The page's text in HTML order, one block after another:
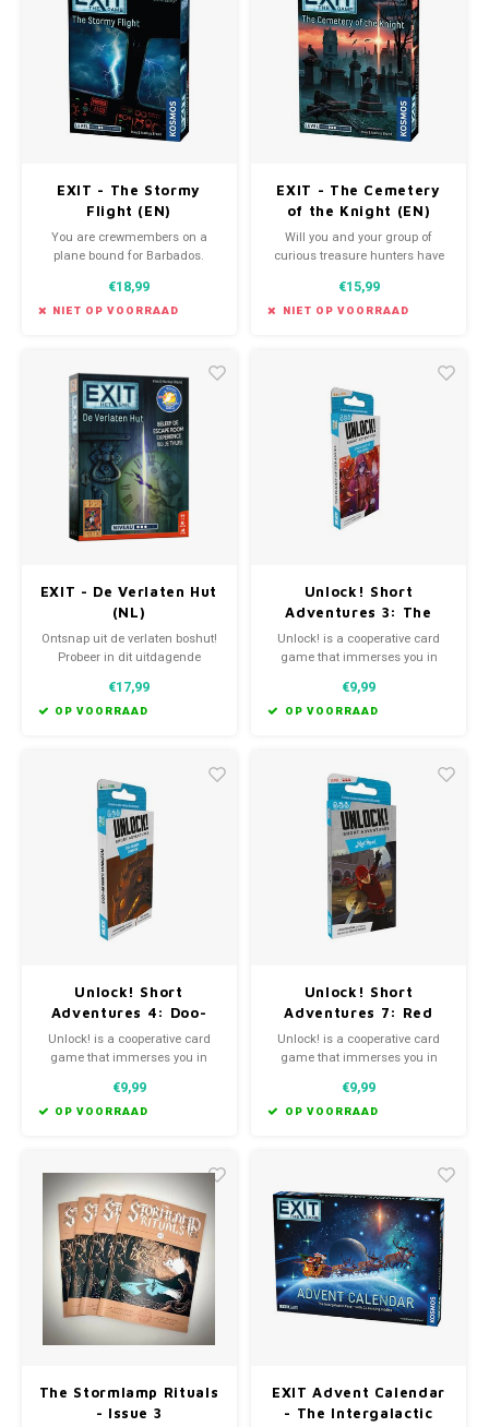
EXIT - The Stormy
Flight (EN)
You are crewmembers on a
plane bound for Barbados.
electrical storm and an alarm
light comes on.
€18,99
NIET OP VOORRAAD
EXIT - The Cemetery
of the Knight (EN)
Will you and your group of
curious treasure hunters have
mystery and uncover the
coveted gem?
€15,99
NIET OP VOORRAAD
EXIT - De Verlaten Hut
(NL)
Ontsnap uit de verlaten boshut!
Probeer in dit uitdagende
binnen anderhalf uur alle
puzzels op te lossen en alle
€17,99
OP VOORRAAD
Unlock! Short
Adventures 3: The
Flight of the Angel
(EN)
Unlock! is a cooperative card
game that immerses you in
games.
€9,99
OP VOORRAAD
Unlock! Short
Adventures 4: Doo-
Arann's Dungeon (EN)
Unlock! is a cooperative card
game that immerses you in
games.
€9,99
OP VOORRAAD
Unlock! Short
Adventures 7: Red
Mask (EN)
Unlock! is a cooperative card
game that immerses you in
games.
€9,99
OP VOORRAAD
The Stormlamp Rituals
- Issue 3
EXIT Advent Calendar
- The Intergalactic